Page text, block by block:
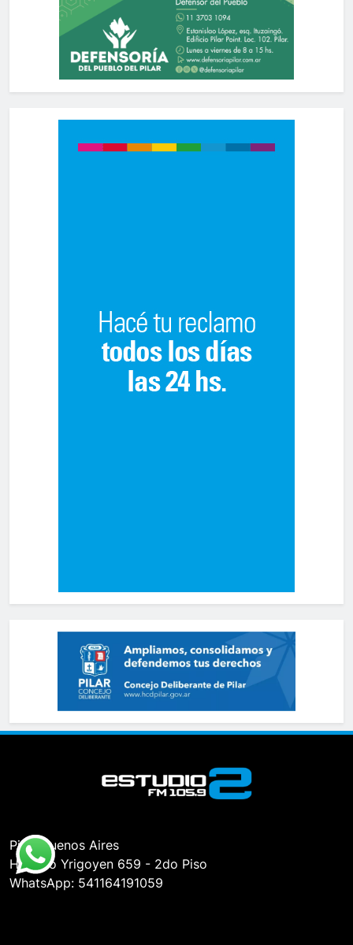
Pilar, Buenos Aires
Hipólito Yrigoyen 659 - 2do Piso
WhatsApp: 541164191059